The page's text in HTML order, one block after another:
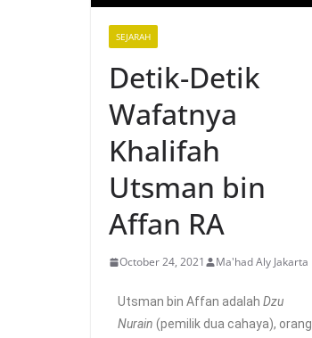
SEJARAH
Detik-Detik
Wafatnya
Khalifah
Utsman bin
Affan RA
October 24, 2021 Ma'had Aly Jakarta
Utsman bin Affan adalah Dzu
Nurain (pemilik dua cahaya), orang